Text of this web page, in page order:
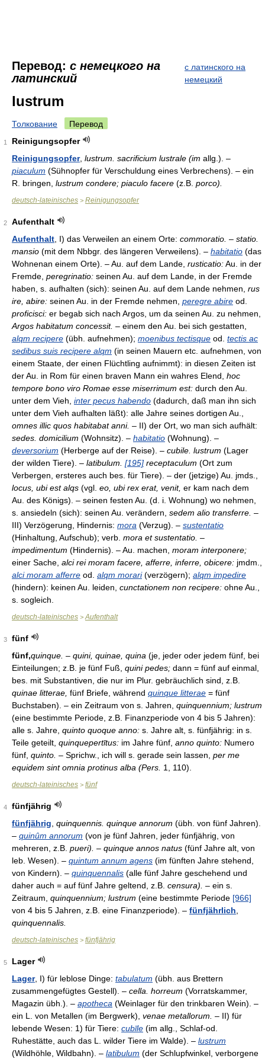
Перевод: с немецкого на
латинский
с латинского на
немецкий
lustrum
Толкование Перевод
1
Reinigungsopfer
Reinigungsopfer, lustrum. sacrificium lustrale (im allg.). –
piaculum (Sühnopfer für Verschuldung eines Verbrechens). – ein
R. bringen, lustrum condere; piaculo facere (z.B. porco).
deutsch-lateinisches > Reinigungsopfer
2
Aufenthalt
Aufenthalt , I) das Verweilen an einem Orte: commoratio. – statio.
mansio (mit dem Nbbgr. des längeren Verweilens). – habitatio (das
Wohnenan einem Orte). – Au. auf dem Lande, rusticatio:Au. in der
Fremde, peregrinatio: seinen Au. auf dem Lande, in der Fremde
haben, s. aufhalten (sich): seinen Au. auf dem Lande nehmen, rus
ire, abire: seinen Au. in der Fremde nehmen, peregre abire od.
proficisci: er begab sich nach Argos, um da seinen Au. zu nehmen,
Argos habitatum concessit. – einem den Au. bei sich gestatten,
alqm recipere (übh. aufnehmen); moenibus tectisque od. tectis ac
sedibus suis recipere alqm (in seinen Mauern etc. aufnehmen, von
einem Staate, der einen Flüchtling aufnimmt): in diesen Zeiten ist
der Au. in Rom für einen braven Mann ein wahres Elend, hoc
tempore bono viro Romae esse miserrimum est: durch den Au.
unter dem Vieh, inter pecus habendo (dadurch, daß man ihn sich
unter dem Vieh aufhalten läßt): alle Jahre seines dortigen Au.,
omnes illic quos habitabat anni. – II) der Ort, wo man sich aufhält:
sedes. domicilium (Wohnsitz). – habitatio (Wohnung). –
deversorium (Herberge auf der Reise). – cubile. lustrum (Lager
der wilden Tiere). – latibulum. [195] receptaculum (Ort zum
Verbergen, ersteres auch bes. für Tiere). – der (jetzige) Au. jmds.,
locus, ubi est alqs (vgl. eo, ubi rex erat, venit, er kam nach dem
Au. des Königs). – seinen festen Au. (d. i. Wohnung) wo nehmen,
s. ansiedeln (sich): seinen Au. verändern, sedem alio transferre. –
III) Verzögerung, Hindernis: mora (Verzug). – sustentatio
(Hinhaltung, Aufschub); verb. mora et sustentatio. –
impedimentum (Hindernis). – Au. machen, moram interponere;
einer Sache, alci rei moram facere, afferre, inferre, obicere: jmdm.,
alci moram afferre od. alqm morari(verzögern); alqm impedire
(hindern): keinen Au. leiden, cunctationem non recipere: ohne Au.,
s. sogleich.
deutsch-lateinisches > Aufenthalt
3
fünf
fünf,quinque. – quini, quinae, quina (je, jeder oder jedem fünf, bei
Einteilungen; z.B. je fünf Fuß, quini pedes; dann = fünf auf einmal,
bes. mit Substantiven, die nur im Plur. gebräuchlich sind, z.B.
quinae litterae, fünf Briefe, während quinque litterae = fünf
Buchstaben). – ein Zeitraum von s. Jahren, quinquennium; lustrum
(eine bestimmte Periode, z.B. Finanzperiode von 4 bis 5 Jahren):
alle s. Jahre, quinto quoque anno: s. Jahre alt, s. fünfjährig: in s.
Teile geteilt, quinquepertītus: im Jahre fünf, anno quinto: Numero
fünf, quinto. – Sprichw., ich will s. gerade sein lassen, per me
equidem sint omnia protinus alba (Pers. 1, 110).
deutsch-lateinisches > fünf
4
fünfjährig
fünfjährig quinquennis. quinque annorum (übh. von fünf Jahren).
– quinûm annorum (von je fünf Jahren, jeder fünfjährig, von
mehreren, z.B. pueri). – quinque annos natus (fünf Jahre alt, von
leb. Wesen). – quintum annum agens (im fünften Jahre stehend,
von Kindern). – quinquennalis (alle fünf Jahre geschehend und
daher auch = auf fünf Jahre geltend, z.B. censura). – ein s.
Zeitraum, quinquennium; lustrum (eine bestimmte Periode [966]
von 4 bis 5 Jahren, z.B. eine Finanzperiode). – fünfjährlich
quinquennalis.
deutsch-lateinisches > fünfjährig
5
Lager
Lager, I) für leblose Dinge: tabulatum (übh. aus Brettern
zusammengefügtes Gestell). – cella. horreum (Vorratskammer,
Magazin übh.). – apotheca (Weinlager für den trinkbaren Wein). –
ein L. von Metallen (im Bergwerk), venae metallorum. – II) für
lebende Wesen: 1) für Tiere: cubīle (im allg., Schlaf-od.
Ruhestätte, auch das L. wilder Tiere im Walde). – lustrum
(Wildhöhle, Wildbahn). – latibulum (der Schlupfwinkel, verborgene